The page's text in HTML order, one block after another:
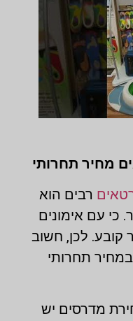
רבים הוא
כי עם אימונים
קובע. לכן, חשוב
תחרותי
מדרסים יש